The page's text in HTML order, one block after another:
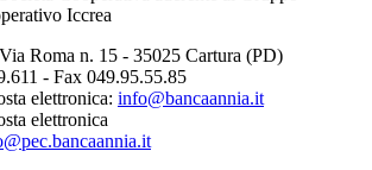
Iccrea
Roma n. 15 - 35025 Cartura (PD)
- Fax 049.95.55.85
elettronica: info@bancaannia.it
elettronica